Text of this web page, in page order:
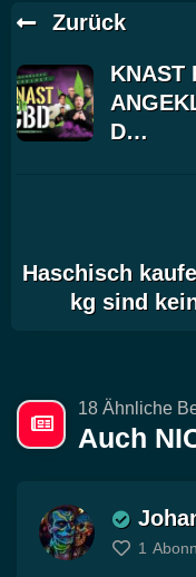
Zurück
KNAST
D…
Haschisch
kg sind
18 Ähnliche
Auch
1